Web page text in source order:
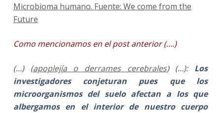
Microbioma humano. Fuente: We come from the
Future
Como mencionamos en el post anterior (….)
(…) (apoplejía o derrames cerebrales) (…): Los
investigadores conjeturan pues que los
microorganismos del suelo afectan a los que
albergamos en el interior de nuestro cuerpo